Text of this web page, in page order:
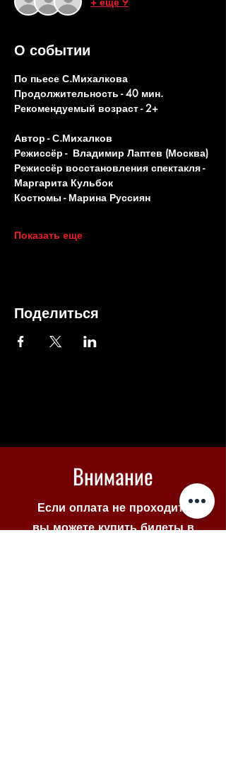
О событии
По пьесе С.Михалкова
Продолжительность - 40 мин.
Рекомендуемый возраст - 2+
Автор - С.Михалков
Режиссёр -  Владимир Лаптев (Москва)
Режиссёр восстановления спектакля -
Маргарита Кульбок
Костюмы - Марина Руссиян
Показать еще
Поделиться
Внимание
Если оплата не проходит -
вы можете купить билеты в